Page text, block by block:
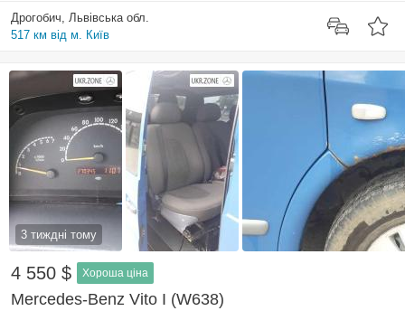
Дрогобич, Львівська обл.
517 км від м. Київ
3 тиждні тому
4 550 $ Хороша ціна
Mercedes-Benz Vito I (W638)